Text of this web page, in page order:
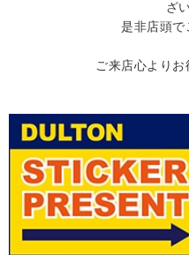
ざ
是非店頭で
ご来店心よりお